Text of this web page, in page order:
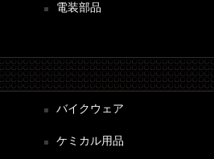
電装部品
バイクウェア
ケミカル用品